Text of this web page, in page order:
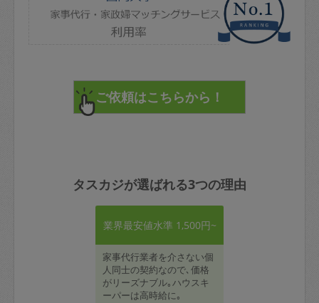
タスカジが選ばれる3つの理由
業界最安値水準 1,500円~
家事代行業者を介さない個
人同士の契約なので､価格
がリーズナブル｡ハウスキ
ーパーは高時給に｡